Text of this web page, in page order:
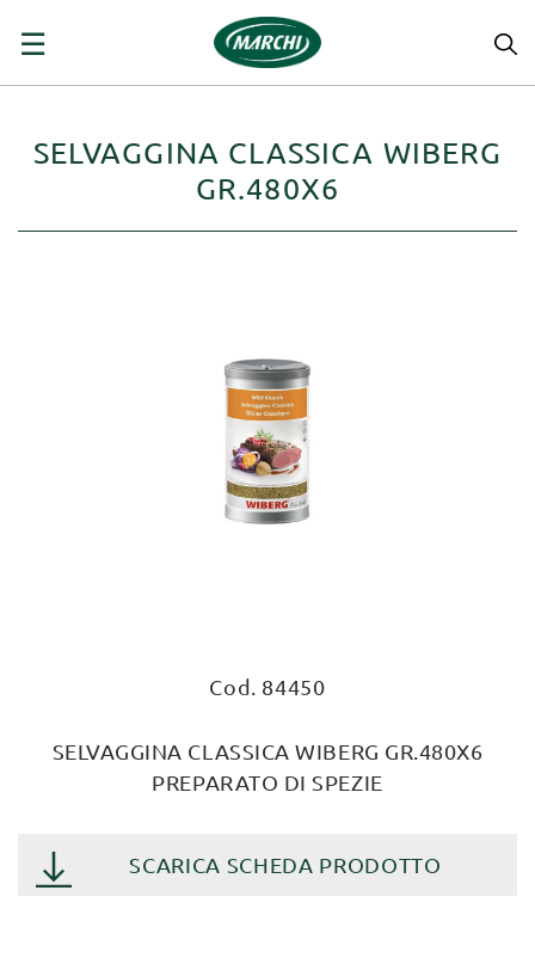
navigazione
☰
SELVAGGINA CLASSICA WIBERG
GR.480X6
Cod. 84450
SELVAGGINA CLASSICA WIBERG GR.480X6
PREPARATO DI SPEZIE
SCARICA SCHEDA PRODOTTO